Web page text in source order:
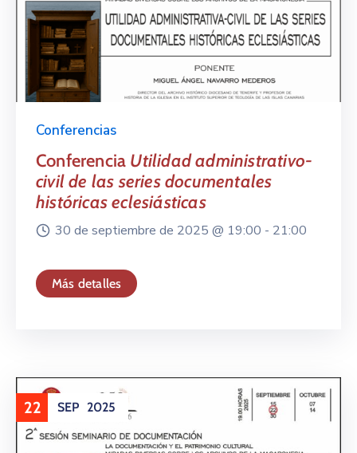
Conferencias
Conferencia Utilidad administrativo-
civil de las series documentales
históricas eclesiásticas
30 de septiembre de 2025 @ 19:00 - 21:00
Más detalles
22 SEP 2025